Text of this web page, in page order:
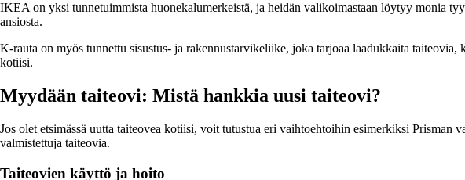
IKEA on yksi tunnetuimmista huonekalumerkeistä, ja heidän valikoimastaan löytyy monia
ansiosta.
K-rauta on myös tunnettu sisustus- ja rakennustarvikeliike, joka tarjoaa laadukkaita
kotiisi.
Myydään taiteovi: Mistä hankkia uusi taiteovi?
Jos olet etsimässä uutta taiteovea kotiisi, voit tutustua eri vaihtoehtoihin esimerkiksi
valmistettuja taiteovia.
Taiteovien käyttö ja hoito